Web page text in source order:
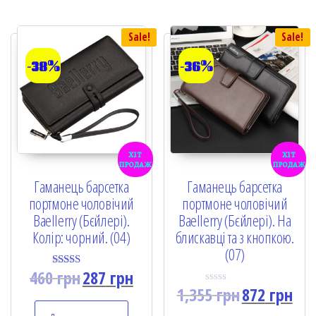
5
Sale!
-38%
хіт
продаж
Гаманець барсетка
портмоне чоловічий
Baellerry (Бєйлері).
Колір: чорний. (04)
Rated
5.00
460грн287 грн
Sale!
-36%
хіт
продаж
Гаманець барсетка
портмоне чоловічий
Baellerry (Бєйлері). На
блискавці та з кнопкою.
(07)
R
a
1,355грн872 грн